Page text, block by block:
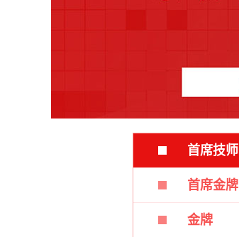
首席技师
首席金牌
金牌